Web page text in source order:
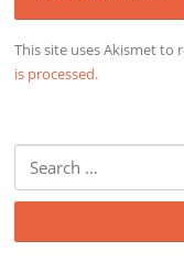
This site uses Akismet to
is processed.
for: